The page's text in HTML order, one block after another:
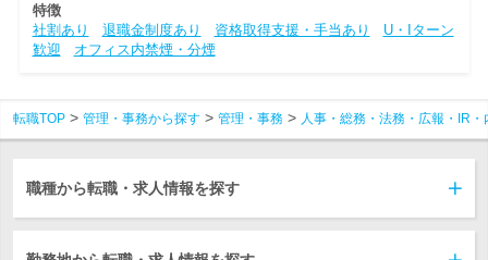
特徴
社割あり
退職金制度あり 資格取得支援・手当あり
U・Iターン
歓迎
オフィス内禁煙・分煙
転職TOP 管理・事務から探す 管理・事務 人事・総務・法務・広報・IR・
職種から転職・求人情報を探す